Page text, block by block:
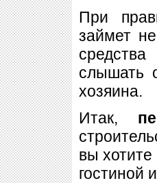
При
займет
слышать
хозяина.
Итак,
вы хотите
гостиной